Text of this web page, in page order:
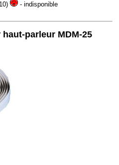
- indisponible
parleur MDM-25